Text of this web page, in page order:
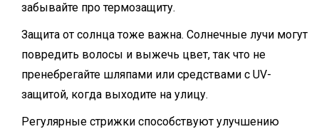
забывайте про термозащиту.
Защита от солнца тоже важна. Солнечные лучи могут
повредить волосы и выжечь цвет, так что не
пренебрегайте шляпами или средствами с UV-
защитой, когда выходите на улицу.
Регулярные стрижки способствуют улучшению